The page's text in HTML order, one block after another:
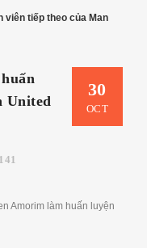
30
OCT
United
Amorim làm huấn luyện